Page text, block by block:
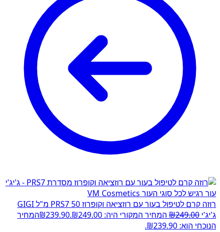
רוזה קרם לטיפול בעור עם רוזציאה וקופרוז PRS7 50 מ"ל GIGI
ג'יג'י
₪249.00 המחיר המקורי היה: ₪249.00. ₪239.90
המחיר
הנוכחי הוא: ₪239.90.